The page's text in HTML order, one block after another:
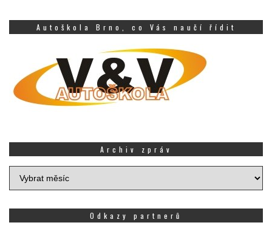
Autoškola Brno, co Vás naučí řídit
Archiv zpráv
Archiv
zpráv
Odkazy partnerů